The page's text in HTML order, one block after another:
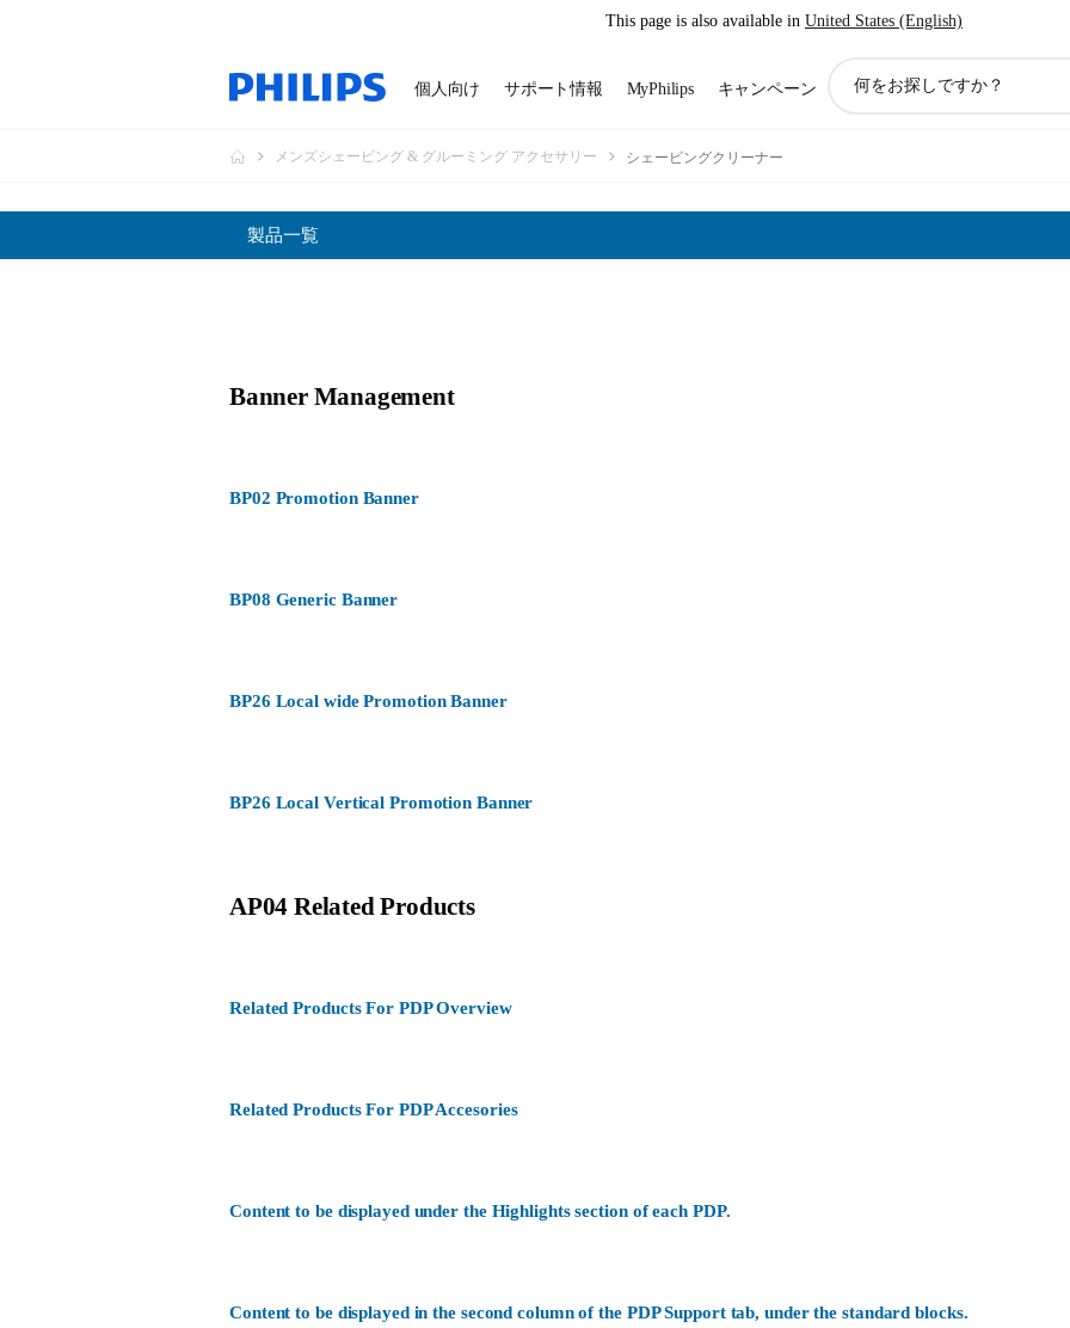
This page is also available in United States (English)
個人向け サポート情報 MyPhilips キャンペーン
メンズシェービング & グルーミング アクセサリー シェービングクリーナー
製品一覧
Banner Management
BP02 Promotion Banner
BP08 Generic Banner
BP26 Local wide Promotion Banner
BP26 Local Vertical Promotion Banner
AP04 Related Products
Related Products For PDP Overview
Related Products For PDP Accesories
Content to be displayed under the Highlights section of each PDP.
Content to be displayed in the second column of the PDP Support tab, under the standard blocks.